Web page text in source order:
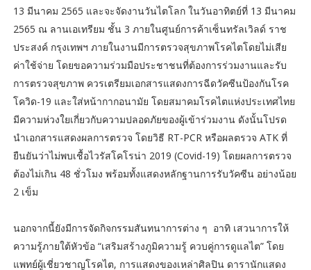
13 มีนาคม 2565 และจะจัดงานวันไตโลก ในวันอาทิตย์ที่ 13 มีนาคม
2565 ณ ลานเอเทรียม ชั้น 3 ภายในศูนย์การค้าเซ็นทรัลเวิลด์ ราช
ประสงค์ กรุงเทพฯ ภายในงานมีการตรวจสุขภาพโรคไตโดยไม่เสีย
ค่าใช้จ่าย โดยขอความร่วมมือประชาชนที่ต้องการร่วมงานและรับ
การตรวจสุขภาพ ควรเตรียมเอกสารแสดงการฉีดวัคซีนป้องกันโรค
โควิด-19 และใส่หน้ากากอนามัย โดยสมาคมโรคไตแห่งประเทศไทย
มีความห่วงใยเกี่ยวกับความปลอดภัยของผู้เข้าร่วมงาน ดังนั้นโปรด
นำเอกสารแสดงผลการตรวจ โดยวิธี RT-PCR หรือผลตรวจ ATK ที่
ยืนยันว่าไม่พบเชื้อไวรัสโคโรน่า 2019 (Covid-19) โดยผลการตรวจ
ต้องไม่เกิน 48 ชั่วโมง พร้อมทั้งแสดงหลักฐานการรับวัคซีน อย่างน้อย
2 เข็ม
นอกจากนี้ยังมีการจัดกิจกรรมสันทนาการต่าง ๆ อาทิ เสวนาการให้
ความรู้ภายใต้หัวข้อ “เสริมสร้างภูมิความรู้ ควบคู่การดูแลไต” โดย
แพทย์ผู้เชี่ยวชาญโรคไต, การแสดงของเหล่าศิลปิน ดารานักแสดง